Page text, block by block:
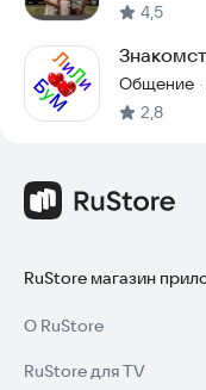
4,5
Общение ·
2,8
RuStore магазин
О RuStore
RuStore для TV